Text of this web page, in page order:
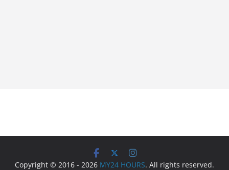
Copyright © 2016 - 2026 MY24 HOURS. All rights reserved.